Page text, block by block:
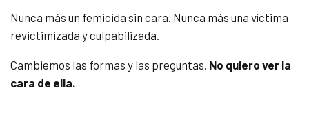
Nunca más un femicida sin cara. Nunca más una víctima
revictimizada y culpabilizada.
Cambiemos las formas y las preguntas. No quiero ver la
cara de ella.